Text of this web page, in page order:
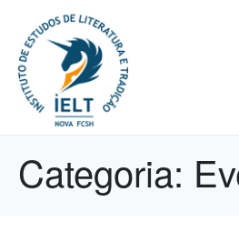
Categoria: